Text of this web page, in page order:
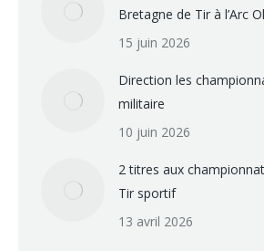
Bretagne de Tir à l’Arc
15 juin 2026
Direction les
militaire
10 juin 2026
2 titres aux
Tir sportif
13 avril 2026